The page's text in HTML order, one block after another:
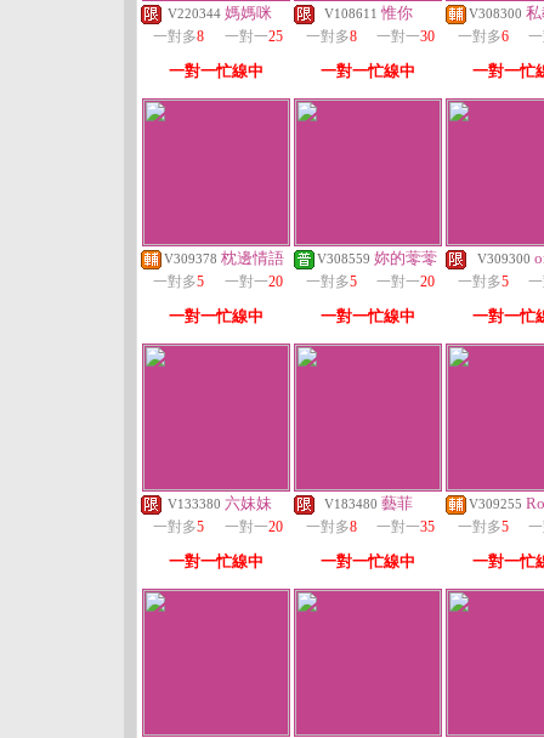
V220344 媽媽咪
一對多8 一對一25
一對一忙線中
V108611 惟你
一對多8 一對一30
一對一忙線中
V308300
一對多6
一對一忙
V309378 枕邊情語
一對多5 一對一20
一對一忙線中
V308559 妳的蕶蕶
一對多5 一對一20
一對一忙線中
V309300
一對多5
一對一忙
V133380 六妹妹
一對多5 一對一20
一對一忙線中
V183480 藝菲
一對多8 一對一35
一對一忙線中
V309255
一對多5
一對一忙